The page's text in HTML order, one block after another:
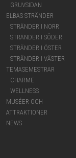
GRUVSIDAN
ELBAS STRÄNDER
STRÄNDER I NORR
STRÄNDER I SÖDER
STRÄNDER I ÖSTER
STRÄNDER I VÄSTER
TEMASEMESTRAR
CHARME
WELLNESS
MUSÉER OCH
ATTRAKTIONER
NEWS